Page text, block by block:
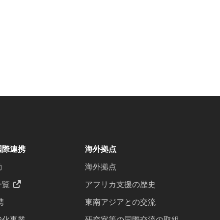
連携
海外拠点
海外拠点
アフリカ支援の歴史
東南アジアとの交流